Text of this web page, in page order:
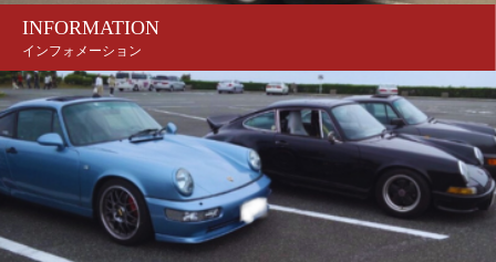
INFORMATION
インフォメーション